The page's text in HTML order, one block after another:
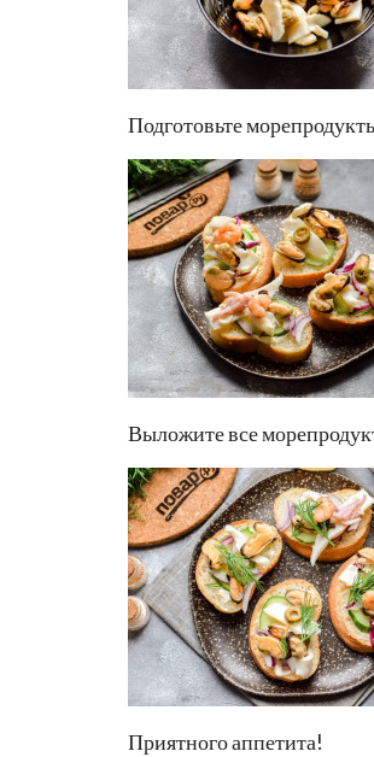
Подготовьте
Выложите все
Приятного аппетита!